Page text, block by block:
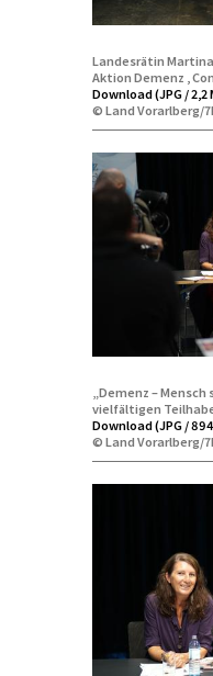
Landesrätin
Aktion Demenz ,
Download (JPG / 2,2
© Land Vorarlberg/
„Demenz –
vielfältigen
Download (JPG /
© Land Vorarlberg/